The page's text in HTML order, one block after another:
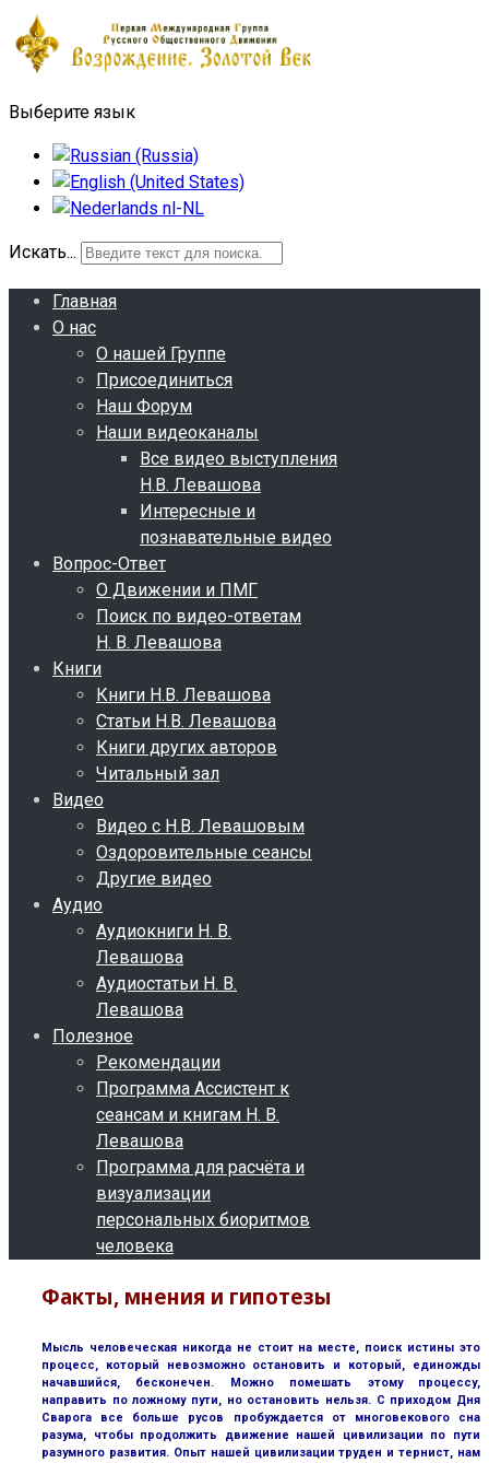
Выберите язык
Искать...
Главная
О нас
О нашей Группе
Присоединиться
Наш Форум
Наши видеоканалы
Все видео выступления
Н.В. Левашова
Интересные и
познавательные видео
Вопрос-Ответ
О Движении и ПМГ
Поиск по видео-ответам
Н. В. Левашова
Книги
Книги Н.В. Левашова
Статьи Н.В. Левашова
Книги других авторов
Читальный зал
Видео
Видео с Н.В. Левашовым
Оздоровительные сеансы
Другие видео
Аудио
Аудиокниги Н. В.
Левашова
Аудиостатьи Н. В.
Левашова
Полезное
Рекомендации
Программа Ассистент к
сеансам и книгам Н. В.
Левашова
Программа для расчёта и
визуализации
персональных биоритмов
человека
Факты, мнения и гипотезы
Мысль человеческая никогда не стоит на месте, поиск истины это
процесс, который невозможно остановить и который, единожды
начавшийся, бесконечен. Можно помешать этому процессу,
направить по ложному пути, но остановить нельзя. С приходом Дня
Сварога все больше русов пробуждается от многовекового сна
разума, чтобы продолжить движение нашей цивилизации по пути
разумного развития. Опыт нашей цивилизации труден и тернист, нам